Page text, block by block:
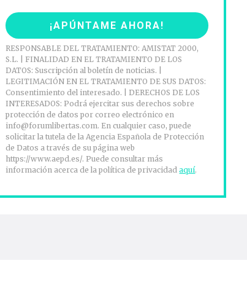
RESPONSABLE DEL TRATAMIENTO: AMISTAT 2000,
S.L. | FINALIDAD EN EL TRATAMIENTO DE LOS
DATOS: Suscripción al boletín de noticias. |
LEGITIMACIÓN EN EL TRATAMIENTO DE SUS DATOS:
Consentimiento del interesado. | DERECHOS DE LOS
INTERESADOS: Podrá ejercitar sus derechos sobre
protección de datos por correo electrónico en
info@forumlibertas.com. En cualquier caso, puede
solicitar la tutela de la Agencia Española de Protección
de Datos a través de su página web
https://www.aepd.es/. Puede consultar más
información acerca de la política de privacidadaquí.